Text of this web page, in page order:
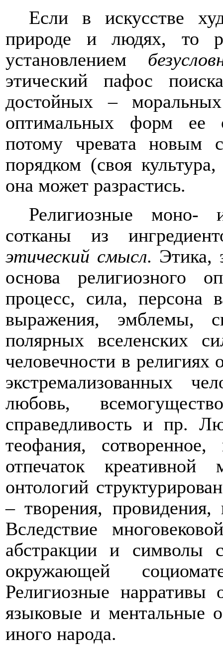
Если в искусстве
природе и людях, то
установлением
этический пафос
достойных –
оптимальных форм ее
потому чревата новым
порядком (своя
она может разрастись.
Религиозные моно-
сотканы из
этический смысл. Этика,
основа религиозного
процесс, сила,
выражения, эмблемы,
полярных вселенских
человечности в религиях
экстремализованных
любовь,
справедливость и пр.
теофания,
отпечаток
онтологий
– творения,
Вследствие
абстракции и символы
окружающей
Религиозные нарративы
языковые и ментальные
иного народа.